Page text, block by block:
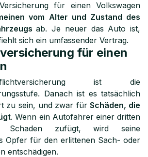
für einen Volkswagen
vom Alter und Zustand des
ab. Je neuer das Auto ist,
sich ein umfassender Vertrag.
für einen
ist die
Danach ist es tatsächlich
zu sein, und zwar fürSchäden, die
. Wenn ein Autofahrer einer dritten
Schaden zufügt, wird seine
Opfer für den erlittenen Sach- oder
entschädigen.